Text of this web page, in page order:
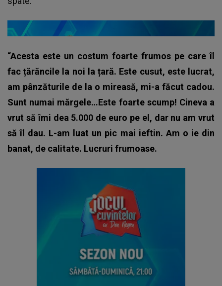
“Acesta este un costum foarte frumos pe care îl
fac țărăncile la noi la țară. Este cusut, este lucrat,
am pânzăturile de la o mireasă, mi-a făcut cadou.
Sunt numai mărgele…Este foarte scump! Cineva a
vrut să îmi dea 5.000 de euro pe el, dar nu am vrut
să îl dau. L-am luat un pic mai ieftin. Am o ie din
banat, de calitate. Lucruri frumoase.